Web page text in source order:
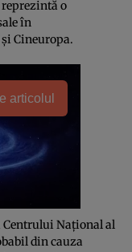
o
în
Cineuropa.
articolul
Centrului Naţional al
din cauza